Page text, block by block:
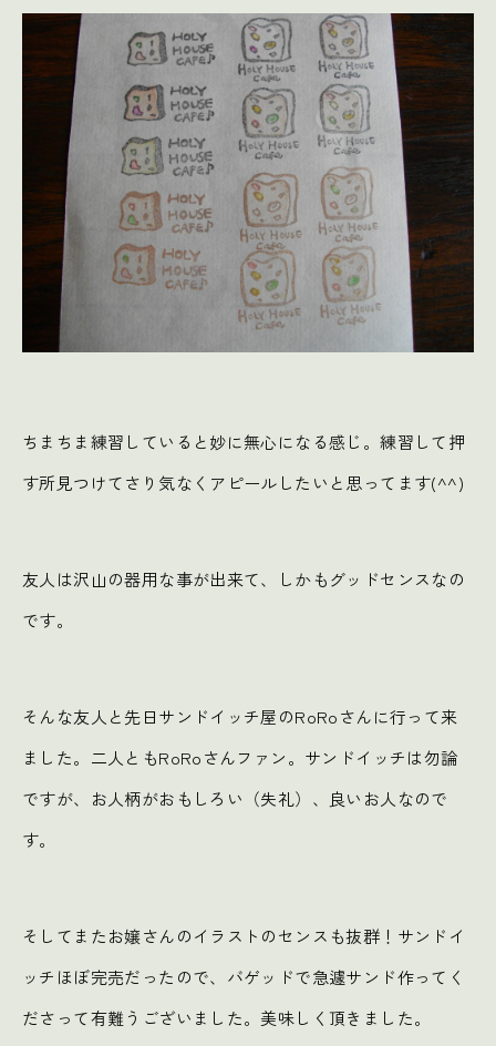
ちまちま練習していると妙に無心になる感じ。練習して押
す所見つけてさり気なくアピールしたいと思ってます(^^)
友人は沢山の器用な事が出来て、しかもグッドセンスなの
です。
そんな友人と先日サンドイッチ屋のRoRoさんに行って来
ました。二人ともRoRoさんファン。サンドイッチは勿論
ですが、お人柄がおもしろい（失礼）、良いお人なので
す。
そしてまたお嬢さんのイラストのセンスも抜群！サンドイ
ッチほぼ完売だったので、バゲッドで急遽サンド作ってく
ださって有難うございました。美味しく頂きました。